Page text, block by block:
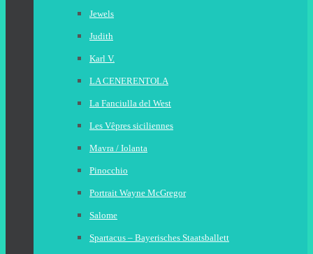
Jewels
Judith
Karl V.
LA CENERENTOLA
La Fanciulla del West
Les Vêpres siciliennes
Mavra / Iolanta
Pinocchio
Portrait Wayne McGregor
Salome
Spartacus – Bayerisches Staatsballett